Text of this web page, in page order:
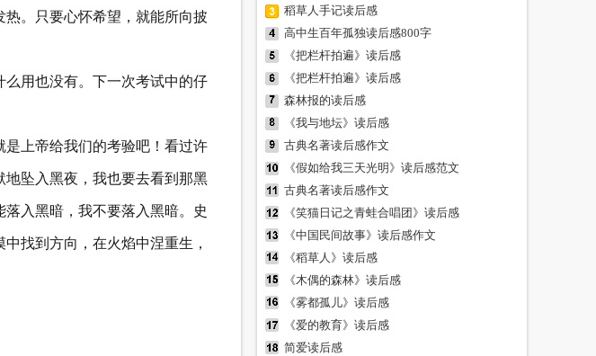
。只要心怀希望，就能所向披
用也没有。下一次考试中的仔
上帝给我们的考验吧！看过许
坠入黑夜，我也要去看到那黑
入黑暗，我不要落入黑暗。史
找到方向，在火焰中涅重生，
稻草人手记读后感
高中生百年孤独读后感800字
《把栏杆拍遍》读后感
《把栏杆拍遍》读后感
森林报的读后感
《我与地坛》读后感
古典名著读后感作文
《假如给我三天光明》读后感范文
古典名著读后感作文
《笑猫日记之青蛙合唱团》读后感
《中国民间故事》读后感作文
《稻草人》读后感
《木偶的森林》读后感
《雾都孤儿》读后感
《爱的教育》读后感
简爱读后感